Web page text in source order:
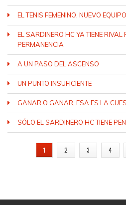
EL TENIS FEMENINO, NUEVO
EL SARDINERO HC YA TIENE
PERMANENCIA
A UN PASO DEL ASCENSO
UN PUNTO INSUFICIENTE
GANAR O GANAR, ESA ES LA
SÓLO EL SARDINERO HC TIENE
PÁGINAS
1 2 3 4